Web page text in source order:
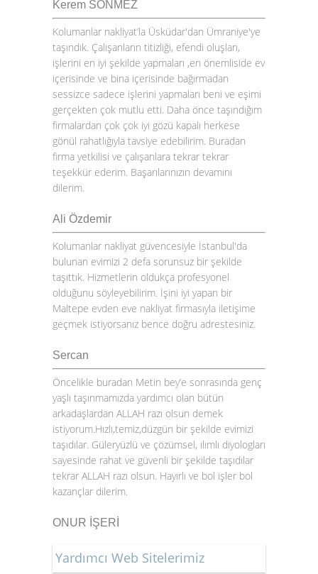
Kerem SÖNMEZ
Kolumanlar nakliyat’la Üsküdar'dan Ümraniye'ye
taşındık. Çalışanların titizliği, efendi oluşları,
işlerini en iyi şekilde yapmaları ,en önemliside ev
içerisinde ve bina içerisinde bağırmadan
sessizce sadece işlerini yapmaları beni ve eşimi
gerçekten çok mutlu etti. Daha önce taşındığım
firmalardan çok çok iyi gözü kapalı herkese
gönül rahatlığıyla tavsiye edebilirim. Buradan
firma yetkilisi ve çalışanlara tekrar tekrar
teşekkür ederim. Başarılarınızın devamını
dilerim.
Ali Özdemir
Kolumanlar nakliyat güvencesiyle İstanbul'da
bulunan evimizi 2 defa sorunsuz bir şekilde
taşıttık. Hizmetlerin oldukça profesyonel
olduğunu söyleyebilirim. İşini iyi yapan bir
Maltepe evden eve nakliyat firmasıyla iletişime
geçmek istiyorsanız bence doğru adrestesiniz.
Sercan
Öncelikle buradan Metin bey’e sonrasında genç
yaşlı taşınmamızda yardımcı olan bütün
arkadaşlardan ALLAH razı olsun demek
istiyorum.Hızlı,temiz,düzgün bir şekilde evimizi
taşıdılar. Güleryüzlü ve çözümsel, ılımlı diyologları
sayesinde rahat ve güvenli bir şekilde taşıdılar
tekrar ALLAH razı olsun. Hayırlı ve bol işler bol
kazançlar dilerim.
ONUR İŞERİ
Yardımcı Web Sitelerimiz